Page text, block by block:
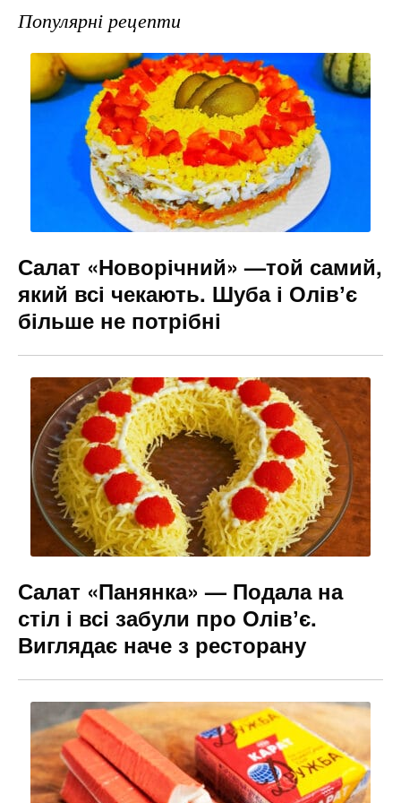
e
b
o
o
gr
a
m
e
n
g
er
Популярні рецепти
Салат «Новорічний» —той самий,
який всі чекають. Шуба і Олівʼє
більше не потрібні
Салат «Панянка» — Подала на
стіл і всі забули про Олівʼє.
Виглядає наче з ресторану